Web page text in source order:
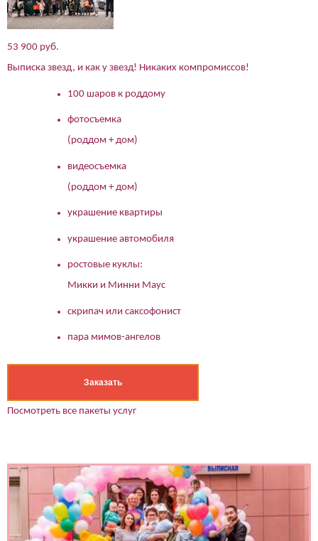
53 900 руб.
Выписка звезд, и как у звезд! Никаких компромиссов!
100 шаров к роддому
фотосъемка
(роддом + дом)
видеосъемка
(роддом + дом)
украшение квартиры
украшение автомобиля
ростовые куклы:
Микки и Минни Маус
скрипач или саксофонист
пара мимов-ангелов
Заказать
Посмотреть все пакеты услуг